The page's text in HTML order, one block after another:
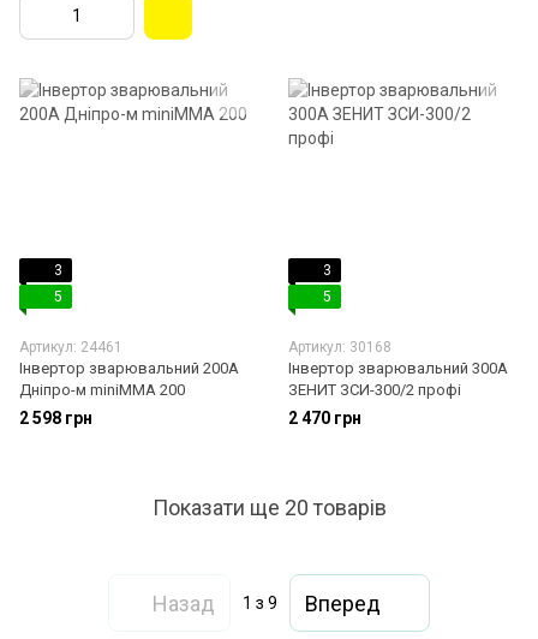
3
5
Артикул: 24461
Інвертор зварювальний 200A
Дніпро-м miniMMA 200
2 598 грн
3
5
Артикул: 30168
Інвертор зварювальний 300A
ЗЕНИТ ЗСИ-300/2 профі
2 470 грн
Показати ще 20 товарів
Назад 1 з 9 Вперед